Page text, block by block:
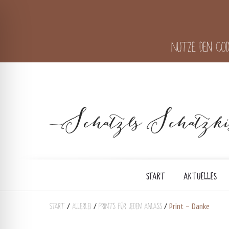
Nutze den
START AKTUELLES
Start / Allerlei / Prints für jeden Anlass / Print – Danke